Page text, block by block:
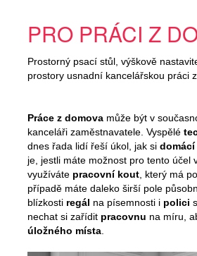
PRO PRÁCI Z
Prostorný psací stůl, výškově
prostory usnadní kancelářskou práci
Práce z domova může být v
kanceláři zaměstnavatele. Vyspělé
dnes řada lidí řeší úkol, jak si
je, jestli máte možnost pro tento
využíváte pracovní kout , který má
případě máte daleko širší pole
blízkosti regál na písemnosti i polici
nechat si zařídit pracovnu na míru,
úložného místa